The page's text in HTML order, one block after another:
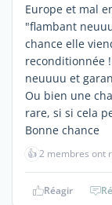
Europe et mal
"flambant
chance elle
reconditionnée
neuuuu et
Ou bien une
rare, si si cela
Bonne chance
👍2 membres ont
Réagir